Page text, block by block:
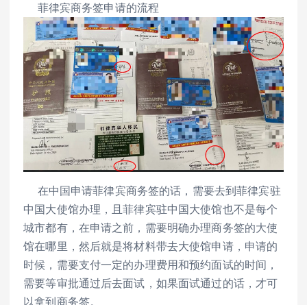
菲律宾商务签申请的流程
在中国申请菲律宾商务签的话，需要去到菲律宾驻
中国大使馆办理，且菲律宾驻中国大使馆也不是每个
城市都有，在申请之前，需要明确办理商务签的大使
馆在哪里，然后就是将材料带去大使馆申请，申请的
时候，需要支付一定的办理费用和预约面试的时间，
需要等审批通过后去面试，如果面试通过的话，才可
以拿到商务签。